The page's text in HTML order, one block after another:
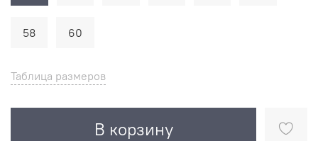
Таблица размеров
В корзину
58 60